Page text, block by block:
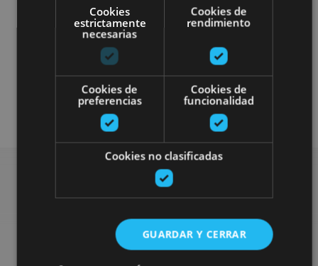
Localidades
Arquitectura religiosa
Arquitectura civil Visitas guiadas
Rechercher plus de
sorties
Cookies
estrictamente
necesarias
Cookies de
rendimiento
Cookies de
preferencias
Cookies de
funcionalidad
Cookies no clasificadas
GUARDAR Y CERRAR